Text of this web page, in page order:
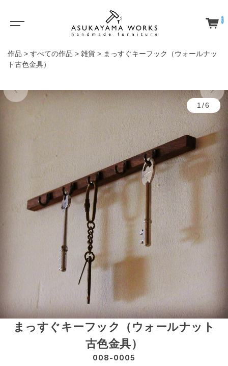
0
作品 > すべての作品 > 雑貨 > まっすぐキーフック（ウォールナッ
ト古色金具）
1/6
まっすぐキーフック（ウォールナット
古色金具）
008-0005